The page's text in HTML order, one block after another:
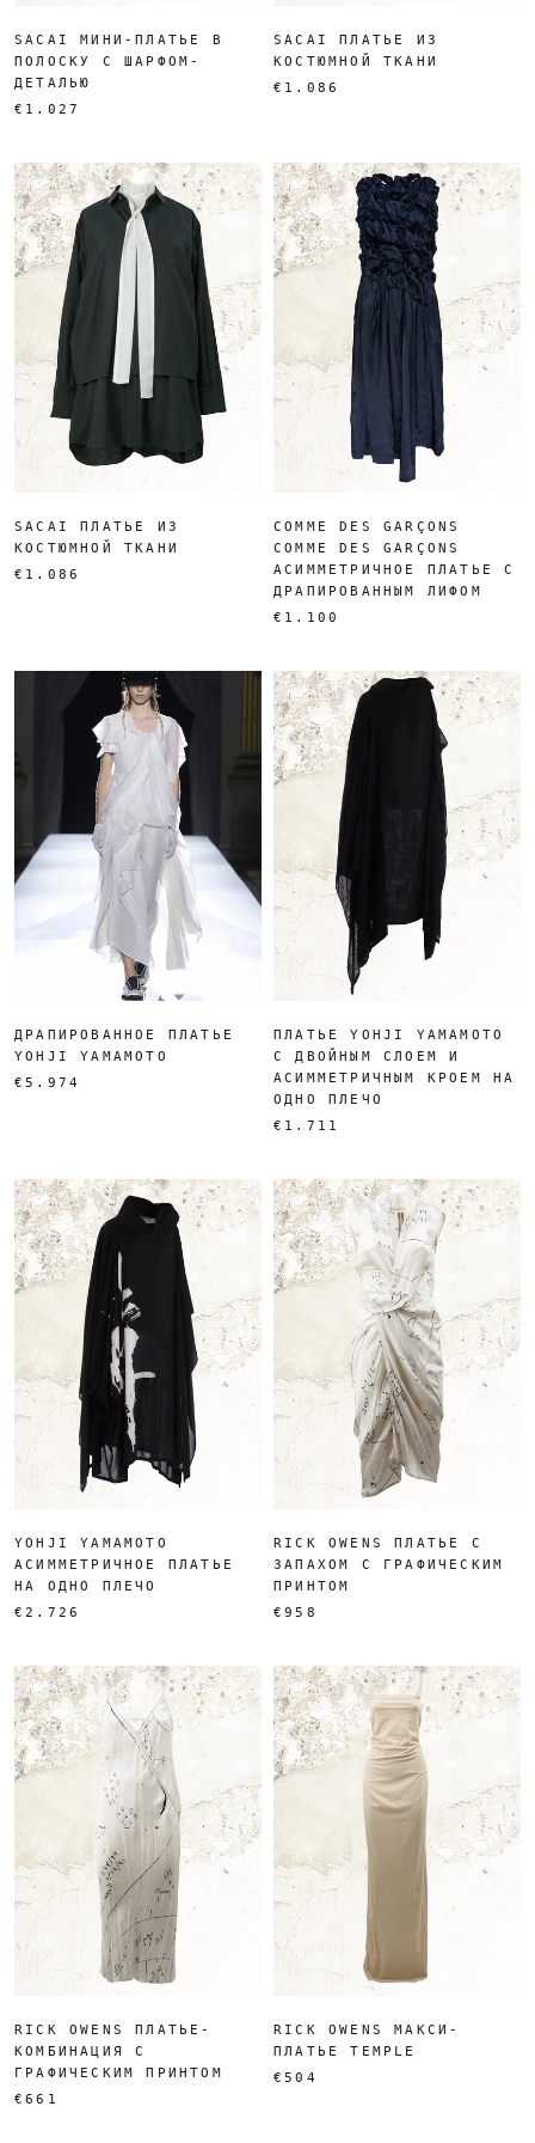
SACAI МИНИ-ПЛАТЬЕ В
ПОЛОСКУ С ШАРФОМ-
ДЕТАЛЬЮ
€1.027
SACAI ПЛАТЬЕ ИЗ
КОСТЮМНОЙ ТКАНИ
€1.086
SACAI ПЛАТЬЕ ИЗ
КОСТЮМНОЙ ТКАНИ
€1.086
COMME DES GARÇONS
COMME DES GARÇONS
АСИММЕТРИЧНОЕ ПЛАТЬЕ С
ДРАПИРОВАННЫМ ЛИФОМ
€1.100
ДРАПИРОВАННОЕ ПЛАТЬЕ
YOHJI YAMAMOTO
€5.974
ПЛАТЬЕ YOHJI YAMAMOTO
С ДВОЙНЫМ СЛОЕМ И
АСИММЕТРИЧНЫМ КРОЕМ НА
ОДНО ПЛЕЧО
€1.711
YOHJI YAMAMOTO
АСИММЕТРИЧНОЕ ПЛАТЬЕ
НА ОДНО ПЛЕЧО
€2.726
RICK OWENS ПЛАТЬЕ С
ЗАПАХОМ С ГРАФИЧЕСКИМ
ПРИНТОМ
€958
RICK OWENS ПЛАТЬЕ-
КОМБИНАЦИЯ С
ГРАФИЧЕСКИМ ПРИНТОМ
€661
RICK OWENS МАКСИ-
ПЛАТЬЕ TEMPLE
€504